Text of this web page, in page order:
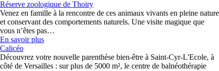
Réserve zoologique de Thoiry
Venez en famille à la rencontre de ces animaux vivants en pleine nature
et conservant des comportements naturels. Une visite magique que
vous n’êtes pas…
En savoir plus
Calicéo
Découvrez votre nouvelle parenthèse bien-être à Saint-Cyr-L'Ecole, à
côté de Versailles : sur plus de 5000 m², le centre de balnéothérapie